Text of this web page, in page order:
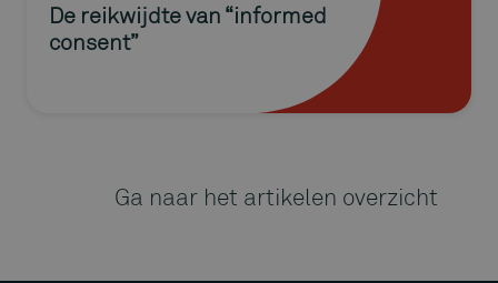
De reikwijdte van “informed
consent”
Ga naar het artikelen overzicht